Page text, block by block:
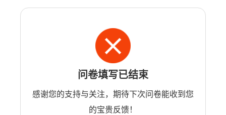
问卷填写已结束
感谢您的支持与关注，期待下次问卷能收到您
的宝贵反馈！